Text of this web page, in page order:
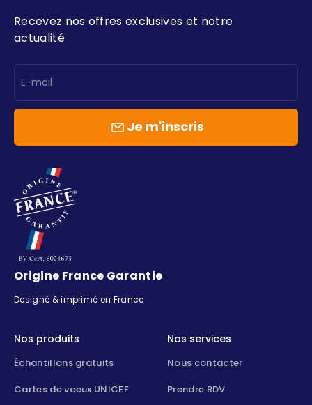
Recevez nos offres exclusives et notre
actualité
E-mail
Je m'inscris
Origine France Garantie
Designé & imprimé en France
Nos produits
Échantillons gratuits
Cartes de voeux UNICEF
Nos services
Nous contacter
Prendre RDV